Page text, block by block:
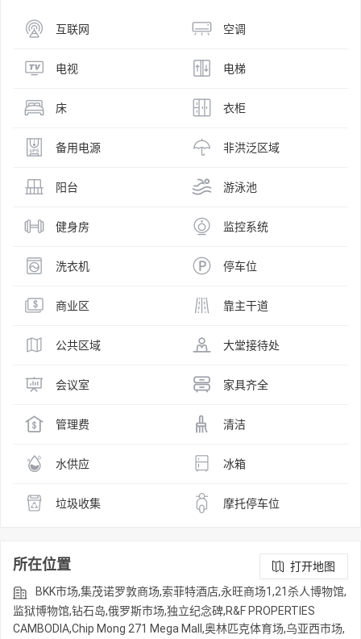
互联网 空调
电视 电梯
床 衣柜
备用电源 非洪泛区域
阳台 游泳池
健身房 监控系统
洗衣机 停车位
商业区 靠主干道
公共区域 大堂接待处
会议室 家具齐全
管理费 清洁
水供应 冰箱
垃圾收集 摩托停车位
所在位置
打开地图
BKK市场,集茂诺罗敦商场,索菲特酒店,永旺商场1,21杀人博物馆,
监狱博物馆,钻石岛,俄罗斯市场,独立纪念碑,R&F PROPERTIES
CAMBODIA,Chip Mong 271 Mega Mall,奥林匹克体育场,乌亚西市场,